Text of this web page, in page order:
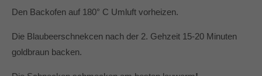
Den Backofen auf 180° C Umluft vorheizen.
Die Blaubeerschnekcen nach der 2. Gehzeit 15-20 Minuten
goldbraun backen.